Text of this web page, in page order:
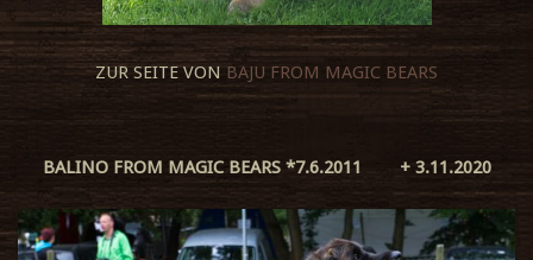
ZUR SEITE VON BAJU FROM MAGIC BEARS
BALINO FROM MAGIC BEARS *7.6.2011 + 3.11.2020